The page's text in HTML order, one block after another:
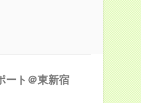
ート＠東新宿